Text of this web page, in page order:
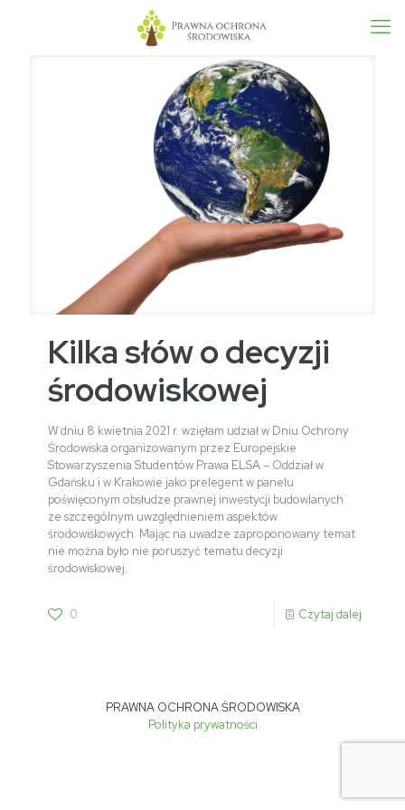
Kilka słów o decyzji
środowiskowej
W dniu 8 kwietnia 2021 r. wzięłam udział w Dniu Ochrony
Środowiska organizowanym przez Europejskie
Stowarzyszenia Studentów Prawa ELSA – Oddział w
Gdańsku i w Krakowie jako prelegent w panelu
poświęconym obsłudze prawnej inwestycji budowlanych
ze szczególnym uwzględnieniem aspektów
środowiskowych. Mając na uwadze zaproponowany temat
nie można było nie poruszyć tematu decyzji
środowiskowej.
0 Czytaj dalej
PRAWNA OCHRONA ŚRODOWISKA
Polityka prywatności